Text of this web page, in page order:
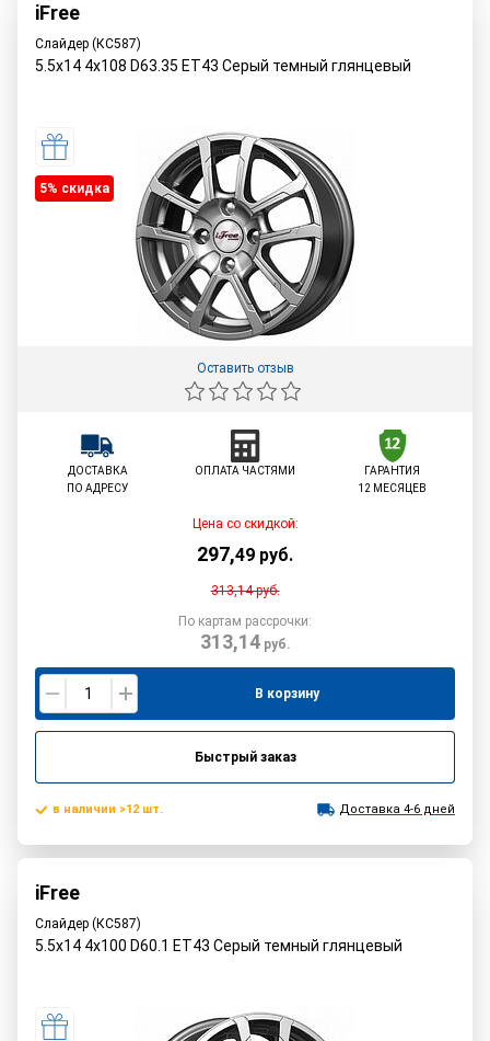
iFree
Слайдер (КС587)
5.5x14 4x108 D63.35 ET43 Серый темный глянцевый
5% cкидка
Оставить отзыв
ДОСТАВКА
ПО АДРЕСУ
ОПЛАТА ЧАСТЯМИ
ГАРАНТИЯ
12 МЕСЯЦЕВ
Цена со скидкой:
297,49 руб.
313,14руб.
По картам рассрочки:
313,14руб.
В корзину
Быстрый заказ
в наличии >12 шт. Доставка 4-6 дней
iFree
Слайдер (КС587)
5.5x14 4x100 D60.1 ET43 Серый темный глянцевый